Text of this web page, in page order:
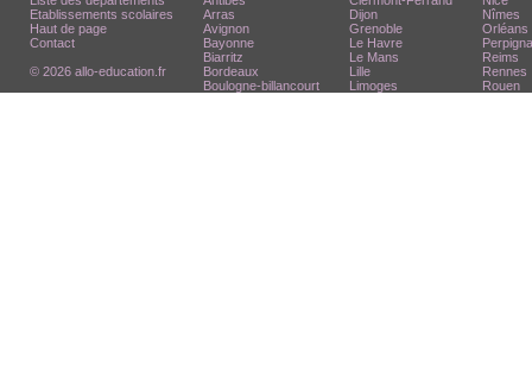
Etablissements scolaires
Haut de page
Contact
© 2026 allo-education.fr
Arras
Avignon
Bayonne
Biarritz
Bordeaux
Boulogne-billancourt
Dijon
Grenoble
Le Havre
Le Mans
Lille
Limoges
Nîmes
Orléans
Reims
Rennes
Rouen